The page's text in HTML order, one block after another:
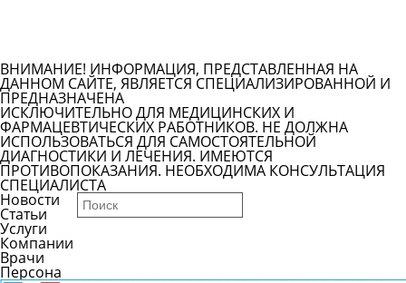
ВНИМАНИЕ! ИНФОРМАЦИЯ, ПРЕДСТАВЛЕННАЯ НА
ДАННОМ САЙТЕ, ЯВЛЯЕТСЯ СПЕЦИАЛИЗИРОВАННОЙ И
ПРЕДНАЗНАЧЕНА
ИСКЛЮЧИТЕЛЬНО ДЛЯ МЕДИЦИНСКИХ И
ФАРМАЦЕВТИЧЕСКИХ РАБОТНИКОВ. НЕ ДОЛЖНА
ИСПОЛЬЗОВАТЬСЯ ДЛЯ САМОСТОЯТЕЛЬНОЙ
ДИАГНОСТИКИ И ЛЕЧЕНИЯ. ИМЕЮТСЯ
ПРОТИВОПОКАЗАНИЯ. НЕОБХОДИМА КОНСУЛЬТАЦИЯ
СПЕЦИАЛИСТА
Новости
Статьи
Услуги
Компании
Врачи
Персона